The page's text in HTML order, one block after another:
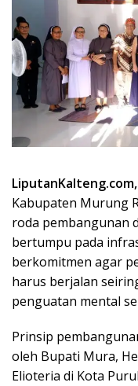
Kabupaten Murung
roda pembangunan
bertumpu pada
berkomitmen agar
harus berjalan
penguatan mental
Prinsip
oleh Bupati Mura,
Elioteria di Kota